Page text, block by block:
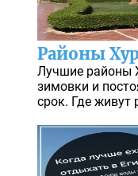
Районы
Лучшие районы
зимовки и
срок. Где живут